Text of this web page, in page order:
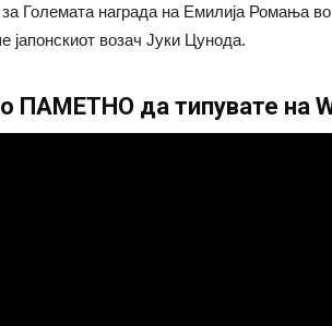
Големата награда на Емилија Ромања
јапонскиот возач Јуки Цунода.
ПАМЕТНО да типувате на